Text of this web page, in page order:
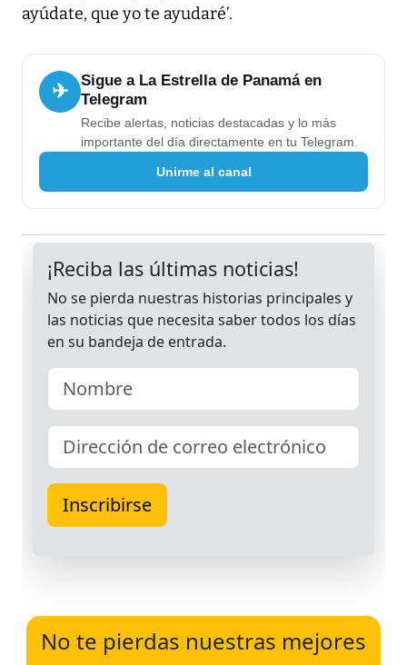
ayúdate, que yo te ayudaré’.
✈
Sigue a La Estrella de Panamá en
Telegram
Recibe alertas, noticias destacadas y lo más
importante del día directamente en tu Telegram.
Unirme al canal
No te pierdas nuestras mejores